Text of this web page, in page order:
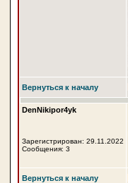
Вернуться к началу
DenNikipor4yk
Зарегистрирован: 29.11.2022
Сообщения: 3
Вернуться к началу